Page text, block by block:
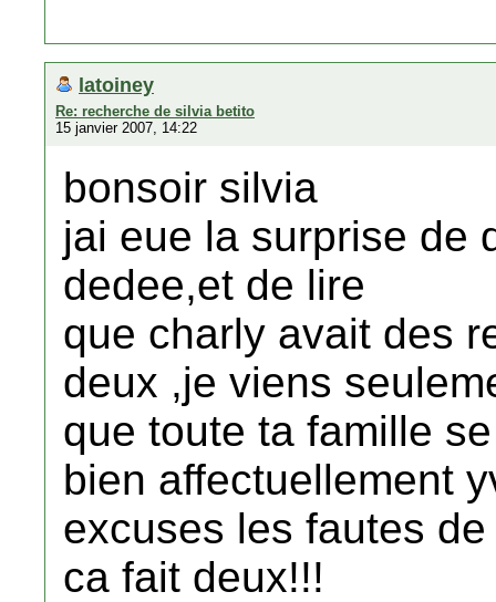
latoiney
Re: recherche de silvia betito
15 janvier 2007, 14:22
bonsoir silvia
jai eue la surprise de
dedee,et de lire
que charly avait des
deux ,je viens
que toute ta famille
bien affectuellement
excuses les fautes
ca fait deux!!!